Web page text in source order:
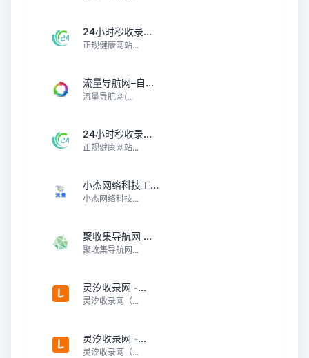
24小时秒收录...
正规健康网站...
流量导航网–自...
流量导航网(...
24小时秒收录...
正规健康网站...
小杰网络科技工...
小杰网络科技...
聚收集导航网 ...
聚收集导航网...
灵汐收录网 -...
灵汐收录网（...
灵汐收录网 -...
灵汐收录网（...